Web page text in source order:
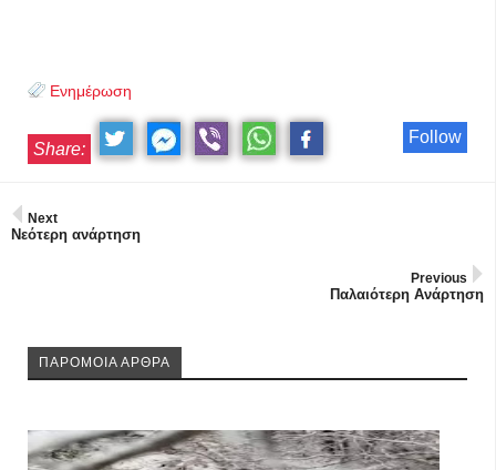
Ενημέρωση
Follow
Share:
Next
Νεότερη ανάρτηση
Previous
Παλαιότερη Ανάρτηση
ΠΑΡΟΜΟΙΑ ΑΡΘΡΑ